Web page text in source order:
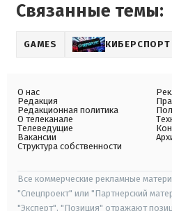
Связанные темы:
GAMES КИБЕРСПОРТ
О нас
Редакция
Редакционная политика
О телеканале
Телеведущие
Вакансии
Структура собственности
Все коммерческие рекламные
"Спецпроект" или "Партнерский
"Эксперт", "Позиция" отражают